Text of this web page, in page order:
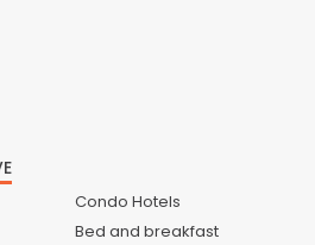
Condo Hotels
Bed and breakfast